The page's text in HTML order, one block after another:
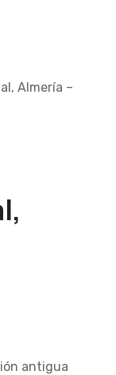
Almería –
antigua